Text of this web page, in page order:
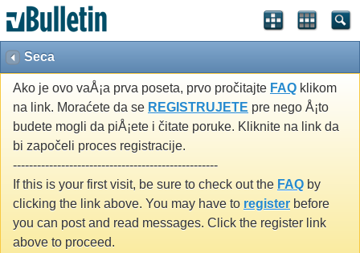
Seca
Ako je ovo vaÅ¡a prva poseta, prvo pročitajte FAQ klikom
na link. Moraćete da se REGISTRUJETE pre nego Å¡to
budete mogli da piÅ¡ete i čitate poruke. Kliknite na link da
bi započeli proces registracije.
---------------------------------------------------
If this is your first visit, be sure to check out the FAQ by
clicking the link above. You may have to register before
you can post and read messages. Click the register link
above to proceed.